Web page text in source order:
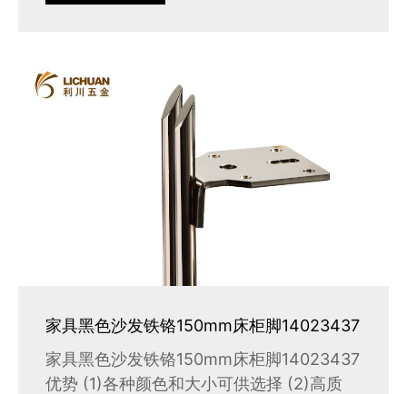
家具黑色沙发铁铬150mm床柜脚14023437
家具黑色沙发铁铬150mm床柜脚14023437
优势 (1)各种颜色和大小可供选择 (2)高质